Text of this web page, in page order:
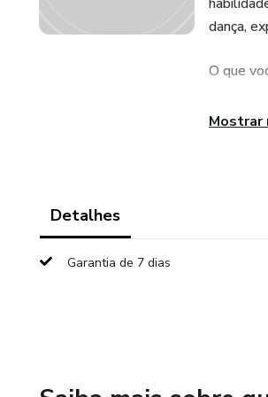
dança,
O que
Dominar
do
Mostrar
Detalhes
Garantia de 7 dias